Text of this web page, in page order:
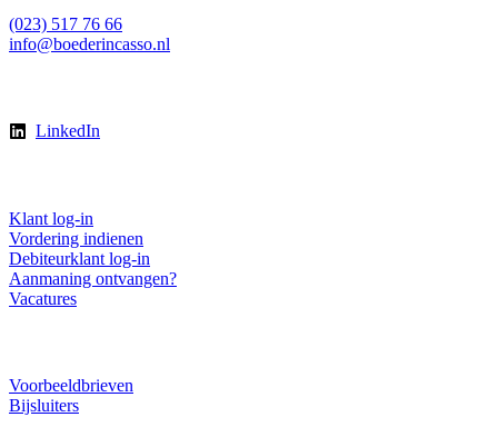
(023) 517 76 66
info@boederincasso.nl
LinkedIn
Klant log-in
Vordering indienen
Debiteurklant log-in
Aanmaning ontvangen?
Vacatures
Voorbeeldbrieven
Bijsluiters